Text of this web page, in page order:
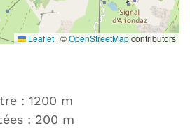
Leaflet | ©OpenStreetMapcontributors
: 1200 m
: 200 m